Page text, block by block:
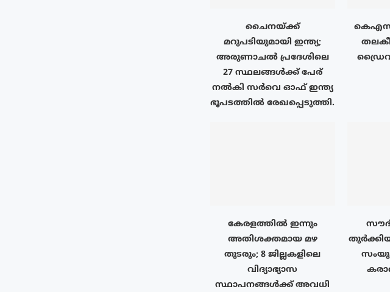
ചൈനയ്ക്ക്
മറുപടിയുമായി ഇന്ത്യ;
അരുണാചൽ പ്രദേശിലെ
27 സ്ഥലങ്ങൾക്ക് പേര്
നൽകി സർവെ ഓഫ് ഇന്ത്യ
ഭൂപടത്തിൽ രേഖപ്പെടുത്തി.
കേരളത്തിൽ ഇന്നും
അതിശക്തമായ മഴ
തുടരും; 8 ജില്ലകളിലെ
വിദ്യാഭ്യാസ
സ്ഥാപനങ്ങൾക്ക് അവധി